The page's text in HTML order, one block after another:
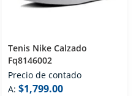
Tenis Nike Calzado
Fq8146002
Precio de contado
A: $1,799.00